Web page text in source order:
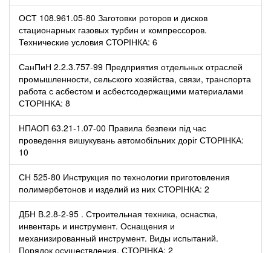
ОСТ 108.961.05-80 Заготовки роторов и дисков
стационарных газовых турбин и компрессоров.
Технические условия СТОРІНКА: 6
СанПиН 2.2.3.757-99 Предприятия отдельных отраслей
промышленности, сельского хозяйства, связи, транспорта
работа с асбестом и асбестсодержащими материалами
СТОРІНКА: 8
НПАОП 63.21-1.07-00 Правила безпеки під час
проведення вишукувань автомобільних доріг СТОРІНКА:
10
СН 525-80 Инструкция по технологии приготовления
полимербетонов и изделий из них СТОРІНКА: 2
ДБН В.2.8-2-95 . Строительная техника, оснастка,
инвентарь и инструмент. Оснащения и
механизированный инструмент. Виды испытаний.
Порядок осуществления. СТОРІНКА: 2